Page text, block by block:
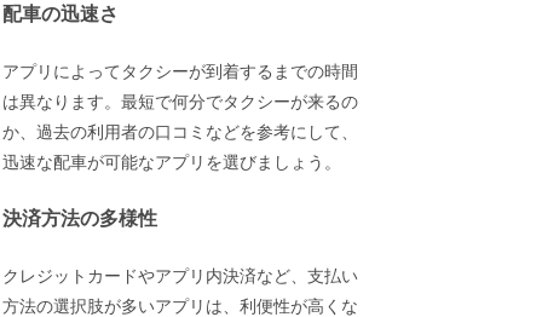
配車の迅速さ
アプリによってタクシーが到着するまでの時間
は異なります。最短で何分でタクシーが来るの
か、過去の利用者の口コミなどを参考にして、
迅速な配車が可能なアプリを選びましょう。
決済方法の多様性
クレジットカードやアプリ内決済など、支払い
方法の選択肢が多いアプリは、利便性が高くな